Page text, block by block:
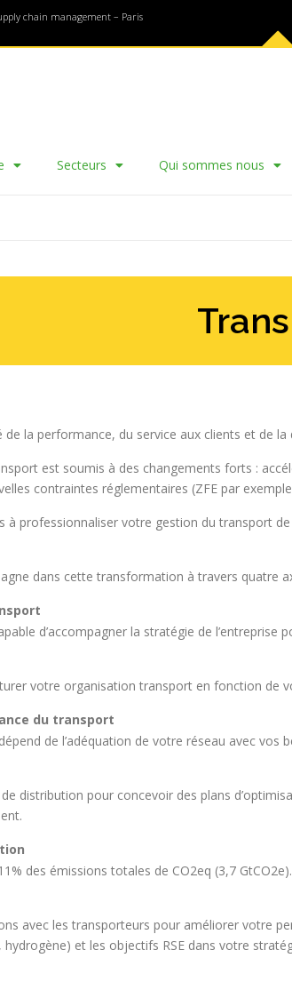
chain management – Paris
Secteurs Qui sommes nous
la performance, du service aux clients et de
est soumis à des changements forts :
contraintes réglementaires (ZFE par
à professionnaliser votre gestion du transport
dans cette transformation à travers quatre
d’accompagner la stratégie de
votre organisation transport en fonction de
du transport
de l’adéquation de votre réseau avec
distribution pour concevoir des plans
des émissions totales de CO2eq (3,7
avec les transporteurs pour améliorer votre
et les objectifs RSE dans votre